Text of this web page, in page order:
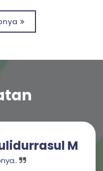
M